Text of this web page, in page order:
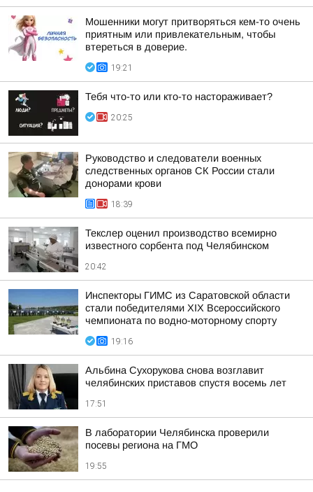
Мошенники могут притворяться кем-то очень
приятным или привлекательным, чтобы
втереться в доверие.
19:21
Тебя что-то или кто-то настораживает?
20:25
Руководство и следователи военных
следственных органов СК России стали
донорами крови
18:39
Текслер оценил производство всемирно
известного сорбента под Челябинском
20:42
Инспекторы ГИМС из Саратовской области
стали победителями XIX Всероссийского
чемпионата по водно-моторному спорту
19:16
Альбина Сухорукова снова возглавит
челябинских приставов спустя восемь лет
17:51
В лаборатории Челябинска проверили
посевы региона на ГМО
19:55